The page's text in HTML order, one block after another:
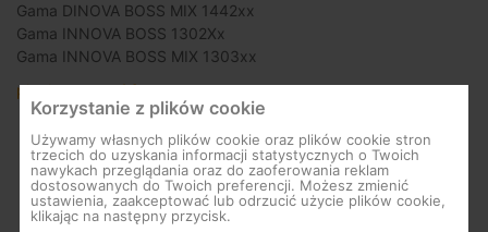
Gama DINOVA BOSS MIX 1442xx
Gama INNOVA BOSS 1302Xx
Gama INNOVA BOSS MIX 1303xx
pl.televes.com/tforce
Korzystanie z plików cookie
Używamy własnych plików cookie oraz plików cookie stron
trzecich do uzyskania informacji statystycznych o Twoich
nawykach przeglądania oraz do zaoferowania reklam
dostosowanych do Twoich preferencji. Możesz zmienić
ustawienia, zaakceptować lub odrzucić użycie plików cookie,
klikając na następny przycisk.